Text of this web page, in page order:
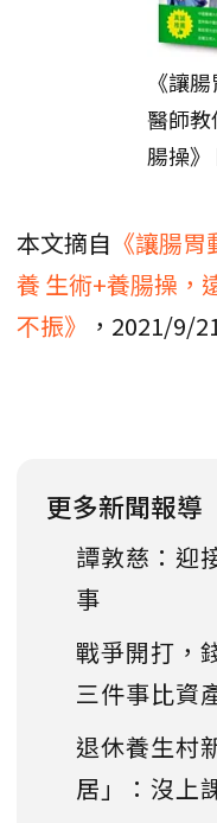
《讓
醫師
腸操
本文摘自 《讓腸
養 生術+養腸操，
不振》
，2021/9/
更多新聞報導
譚敦慈：迎
事
戰爭開打，
三件事比資
退休養生村
居」：沒上